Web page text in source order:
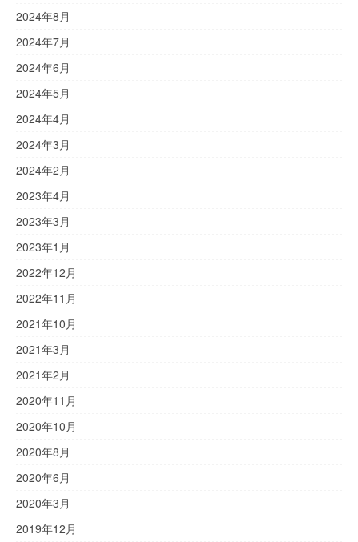
2024年8月
2024年7月
2024年6月
2024年5月
2024年4月
2024年3月
2024年2月
2023年4月
2023年3月
2023年1月
2022年12月
2022年11月
2021年10月
2021年3月
2021年2月
2020年11月
2020年10月
2020年8月
2020年6月
2020年3月
2019年12月